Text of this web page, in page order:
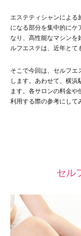
エステティシャンによる
になる部分を集中的にケ
なり、高性能なマシンを
ルフエステは、近年とて
そこで今回は、セルフエ
します。あわせて、横浜
ます。各サロンの料金
利用する際の参考にして
セル